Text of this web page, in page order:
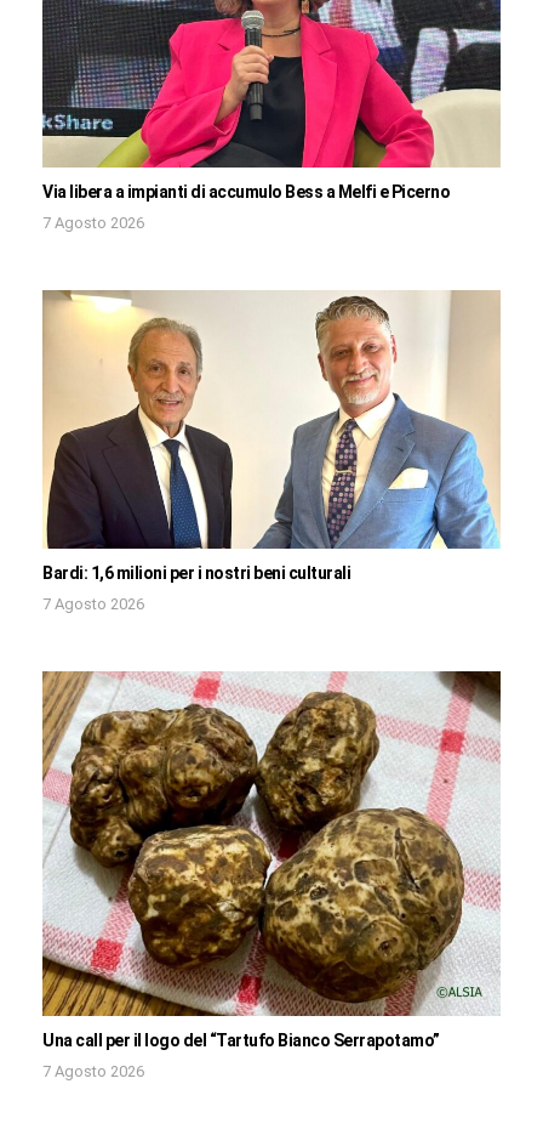
Via libera a impianti di accumulo Bess a Melfi e Picerno
7 Agosto 2026
Bardi: 1,6 milioni per i nostri beni culturali
7 Agosto 2026
Una call per il logo del “Tartufo Bianco Serrapotamo”
7 Agosto 2026